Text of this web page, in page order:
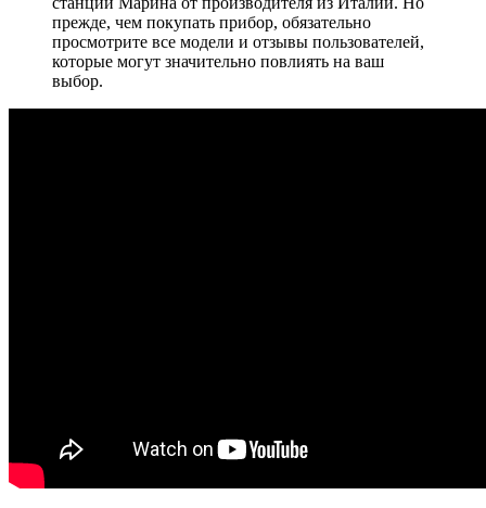
прежде, чем покупать прибор, обязательно
просмотрите все модели и отзывы пользователей,
которые могут значительно повлиять на ваш
выбор.